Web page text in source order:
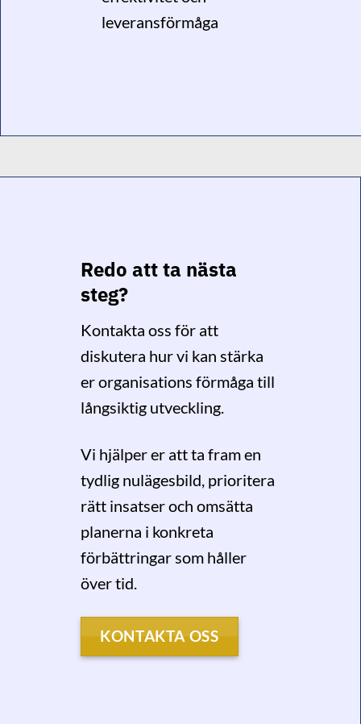
leveransförmåga
Redo att ta nästa
steg?
Kontakta oss för att
diskutera hur vi kan stärka
er organisations förmåga till
långsiktig utveckling.
Vi hjälper er att ta fram en
tydlig nulägesbild, prioritera
rätt insatser och omsätta
planerna i konkreta
förbättringar som håller
över tid.
KONTAKTA OSS